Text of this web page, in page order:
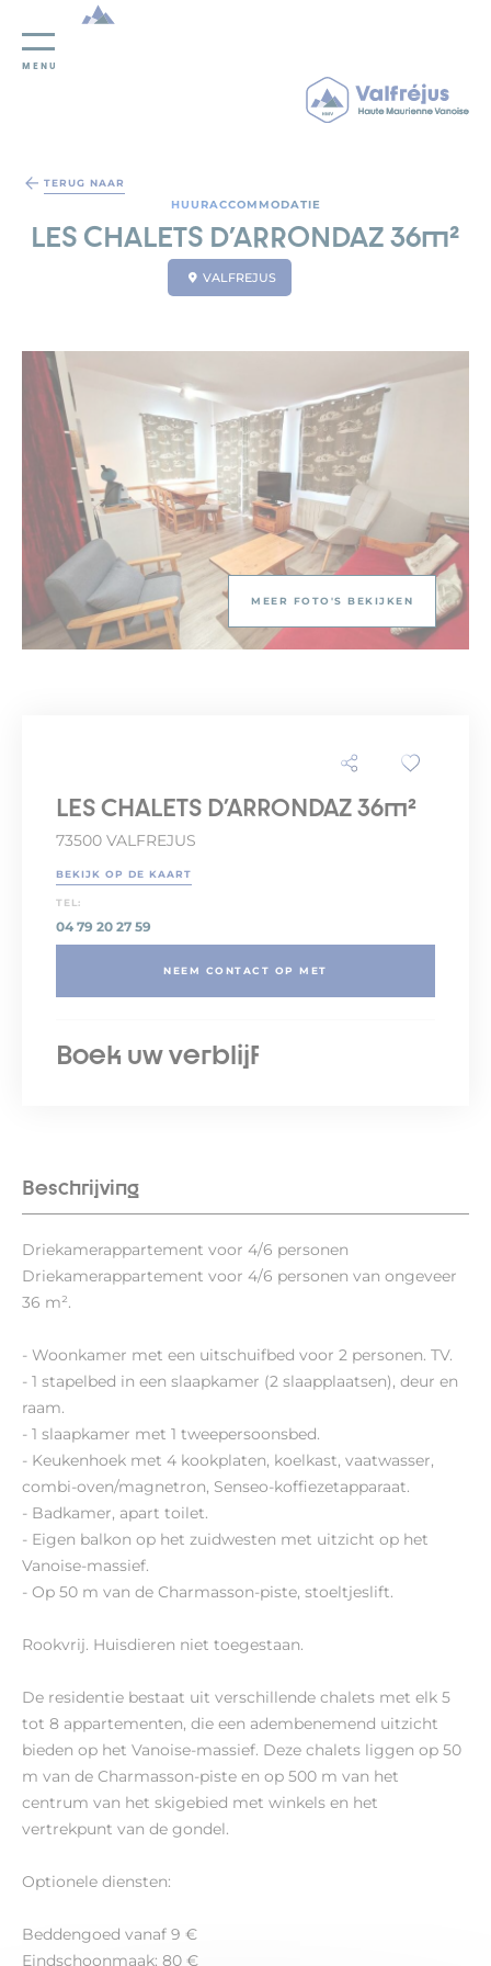
MENU
TERUG NAAR
HUURACCOMMODATIE
LES CHALETS D'ARRONDAZ 36m²
VALFREJUS
MEER FOTO'S BEKIJKEN
Beschrijving
Driekamerappartement voor 4/6 personen
Driekamerappartement voor 4/6 personen van ongeveer
36 m².
- Woonkamer met een uitschuifbed voor 2 personen. TV.
- 1 stapelbed in een slaapkamer (2 slaapplaatsen), deur en
raam.
- 1 slaapkamer met 1 tweepersoonsbed.
- Keukenhoek met 4 kookplaten, koelkast, vaatwasser,
combi-oven/magnetron, Senseo-koffiezetapparaat.
- Badkamer, apart toilet.
- Eigen balkon op het zuidwesten met uitzicht op het
Vanoise-massief.
- Op 50 m van de Charmasson-piste, stoeltjeslift.
Rookvrij. Huisdieren niet toegestaan.
De residentie bestaat uit verschillende chalets met elk 5
tot 8 appartementen, die een adembenemend uitzicht
bieden op het Vanoise-massief. Deze chalets liggen op 50
m van de Charmasson-piste en op 500 m van het
centrum van het skigebied met winkels en het
vertrekpunt van de gondel.
Optionele diensten:
Beddengoed vanaf 9 €
Eindschoonmaak: 80 €
LES CHALETS D'ARRONDAZ 36m²
73500 VALFREJUS
BEKIJK OP DE KAART
TEL:
04 79 20 27 59
NEEM CONTACT OP MET
Boek uw verblijf